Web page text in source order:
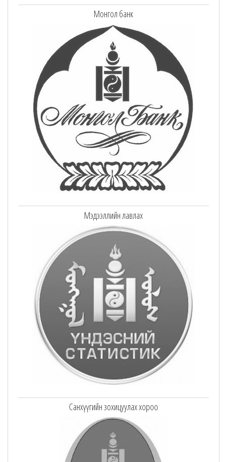
Монгол банк
Мэдээллийн лавлах
Санхүүгийн зохицуулах хороо